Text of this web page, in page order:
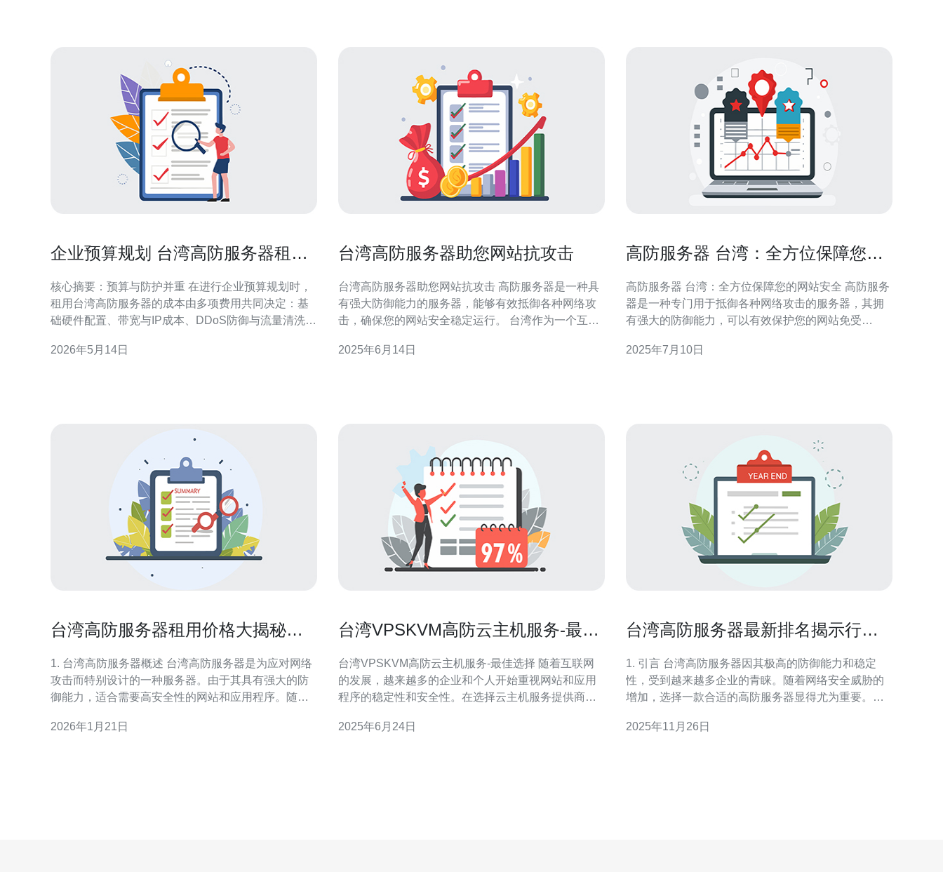
企业预算规划 台湾高防服务器租用
核心摘要：预算与防护并重 在进行企业预算规划时，
租用台湾高防服务器的成本由多项费用共同决定：基
础硬件配置、带宽与IP成本、DDoS防御与流量清洗、
要素可以更准确估算月度或年度开销。推荐德讯电
2026年5月14日
台湾高防服务器助您网站抗攻击
台湾高防服务器助您网站抗攻击 高防服务器是一种具
有强大防御能力的服务器，能够有效抵御各种网络攻
击，确保您的网站安全稳定运行。 台湾作为一个互联
2025年6月14日
高防服务器 台湾：全方位保障您的
高防服务器 台湾：全方位保障您的网站安全 高防服务
器是一种专门用于抵御各种网络攻击的服务器，其拥
有强大的防御能力，可以有效保护您的网站免受
络枢纽，拥有优越的网络基础设施和稳定的网络环
2025年7月10日
台湾高防服务器租用价格大揭秘，
1. 台湾高防服务器概述 台湾高防服务器是为应对网络
攻击而特别设计的一种服务器。由于其具有强大的防
御能力，适合需要高安全性的网站和应用程序。随着
上升。 高防服务器通常配备多种防御机制，包括防火
2026年1月21日
台湾VPSKVM高防云主机服务-最佳
台湾VPSKVM高防云主机服务-最佳选择 随着互联网
的发展，越来越多的企业和个人开始重视网站和应用
程序的稳定性和安全性。在选择云主机服务提供商
选。VPSKVM高防云主机服务提供了高性能的虚拟服
2025年6月24日
台湾高防服务器最新排名揭示行业
1. 引言 台湾高防服务器因其极高的防御能力和稳定
性，受到越来越多企业的青睐。随着网络安全威胁的
增加，选择一款合适的高防服务器显得尤为重要。本
领先者的技术配置和实际案例。 2. 高防服务器的定义
2025年11月26日